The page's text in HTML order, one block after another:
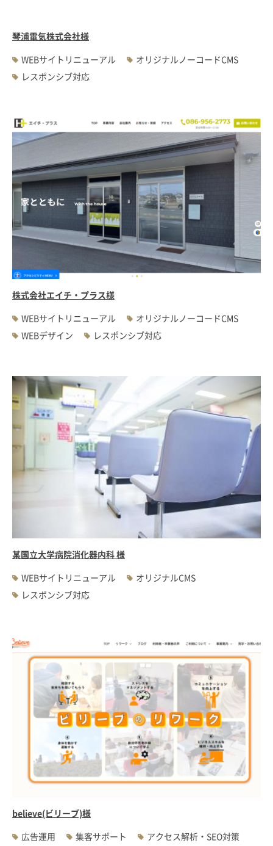
琴浦電気株式会社様
WEBサイトリニューアル
オリジナルノーコードCMS
レスポンシブ対応
株式会社エイチ・プラス様
WEBサイトリニューアル
オリジナルノーコードCMS
WEBデザイン
レスポンシブ対応
某国立大学病院消化器内科 様
WEBサイトリニューアル
オリジナルCMS
レスポンシブ対応
believe(ビリーブ)様
広告運用
集客サポート アクセス解析・SEO対策